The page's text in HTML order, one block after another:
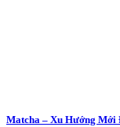
Matcha – Xu Hướng Mới